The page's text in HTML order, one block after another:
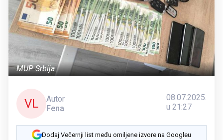
MUP Srbija
VL
Autor
Fena
08.07.2025.
u 21:27
Dodaj Večernji list među omiljene izvore na Googleu